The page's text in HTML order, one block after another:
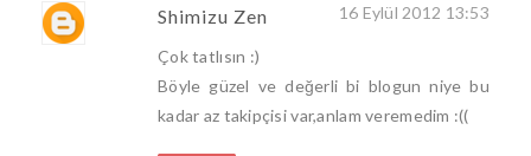
Shimizu Zen 16 Eylül 2012 13:53
Çok tatlısın :)
Böyle güzel ve değerli bi blogun niye bu
kadar az takipçisi var,anlam veremedim :((